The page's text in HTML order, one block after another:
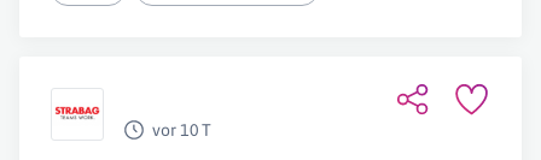
vor 10 T